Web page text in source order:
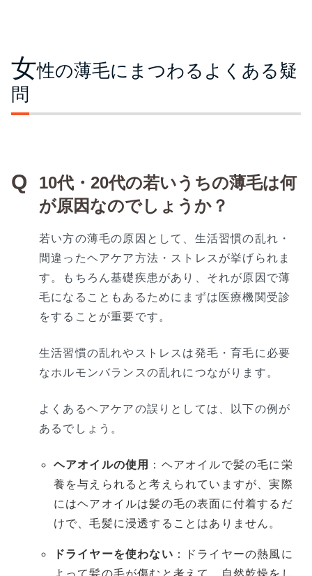
女性の薄毛にまつわるよくある疑
問
10代・20代の若いうちの薄毛は何
が原因なのでしょうか？
若い方の薄毛の原因として、生活習慣の乱れ・
間違ったヘアケア方法・ストレスが挙げられま
す。もちろん基礎疾患があり、それが原因で薄
毛になることもあるためにまずは医療機関受診
をすることが重要です。
生活習慣の乱れやストレスは発毛・育毛に必要
なホルモンバランスの乱れにつながります。
よくあるヘアケアの誤りとしては、以下の例が
あるでしょう。
ヘアオイルの使用 ：ヘアオイルで髪の毛に栄
養を与えられると考えられていますが、実際
にはヘアオイルは髪の毛の表面に付着するだ
けで、毛髪に浸透することはありません。
ドライヤーを使わない ：ドライヤーの熱風に
よって髪の毛が傷むと考えて、自然乾燥をし